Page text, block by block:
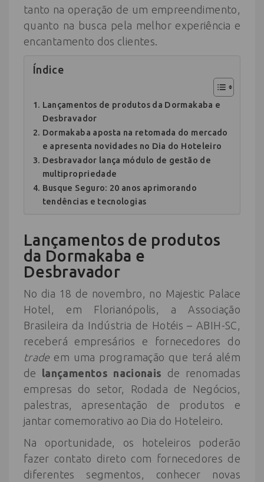
tanto na operação de um empreendimento,
quanto na busca pela melhor experiência e
encantamento dos clientes.
Índice
Lançamentos de produtos da Dormakaba e
Desbravador
Dormakaba aposta na retomada do mercado
e apresenta novidades no Dia do Hoteleiro
Desbravador lança módulo de gestão de
multipropriedade
Busque Seguro: 20 anos aprimorando
tendências e tecnologias
Lançamentos de produtos
da Dormakaba e
Desbravador
No dia 18 de novembro, no Majestic Palace
Hotel, em Florianópolis, a Associação
Brasileira da Indústria de Hotéis – ABIH-SC,
receberá empresários e fornecedores do
tradeem uma programação que terá além
de lançamentos nacionais de renomadas
empresas do setor, Rodada de Negócios,
palestras, apresentação de produtos e
jantar comemorativo ao Dia do Hoteleiro.
Na oportunidade, os hoteleiros poderão
fazer contato direto com fornecedores de
diferentes segmentos, conhecer novas